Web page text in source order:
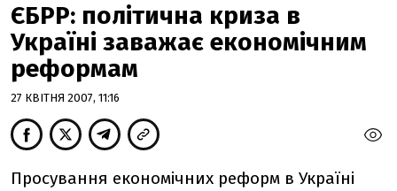
ЄБРР: політична криза в
Україні заважає економічним
реформам
27 КВІТНЯ 2007, 11:16
Просування економічних реформ в Україні